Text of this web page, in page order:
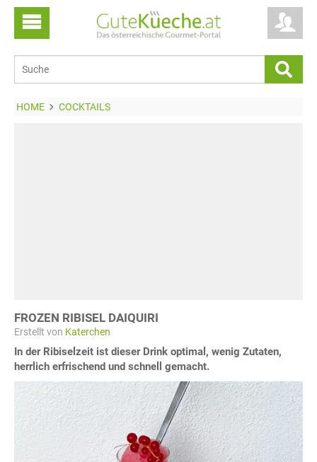
HOME COCKTAILS
FROZEN RIBISEL DAIQUIRI
Erstellt von Katerchen
In der Ribiselzeit ist dieser Drink optimal, wenig Zutaten,
herrlich erfrischend und schnell gemacht.